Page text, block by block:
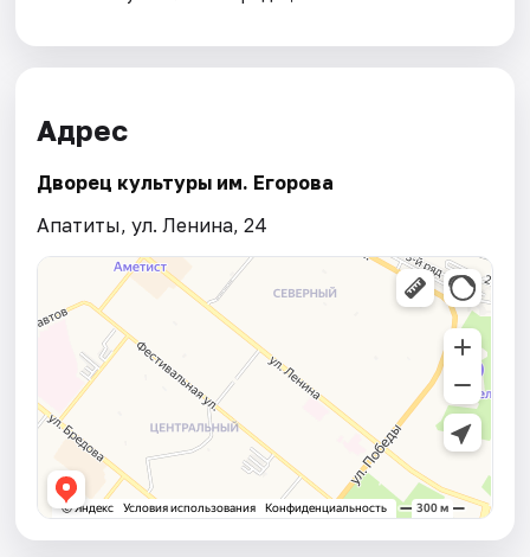
Адрес
Дворец культуры им. Егорова
Апатиты, ул. Ленина, 24